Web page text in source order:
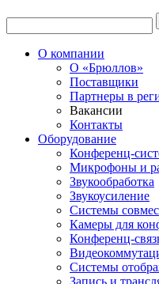
О компании
О «Брюллов»
Поставщики
Партнеры в
Вакансии
Контакты
Оборудование
Конференц-
Микрофоны и
Звукообработка
Звукоусиление
Системы
Камеры для
Конференц-
Системы
Запись и